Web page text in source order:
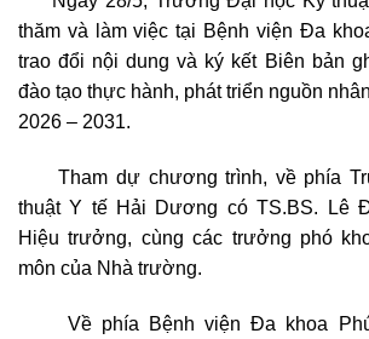
thăm và làm việc tại Bệnh viện Đa
trao đổi nội dung và ký kết Biên bản
đào tạo thực hành, phát triển nguồn
2026 – 2031.
Tham dự chương trình, về phía
thuật Y tế Hải Dương có TS.BS. Lê
Hiệu trưởng, cùng các trưởng phó
môn của Nhà trường.
Về phía Bệnh viện Đa khoa